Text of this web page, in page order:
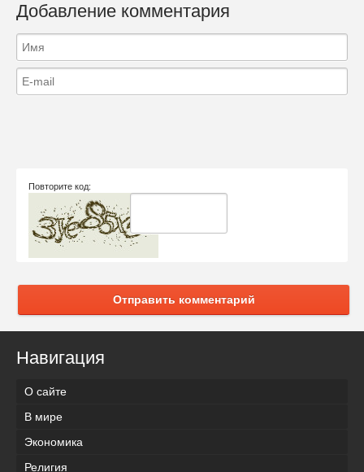
Добавление комментария
Повторите код:
Отправить комментарий
Навигация
О сайте
В мире
Экономика
Религия